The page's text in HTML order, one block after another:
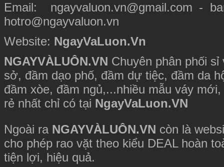
Email: ngayvaluon.vn@gmail.com -
hotro@ngayvaluon.vn
Website: NgayVaLuon.Vn
NGAYVÀLUÔN.VN Chuyên phân phối
sở, đầm dạo phố, đầm dự tiệc, đầm da
đầm xòe, đầm ngủ,...nhiều mẫu váy
rẻ nhất chỉ có tại NgayVaLuon.VN
Ngoài ra NGAYVÀLUÔN.VN còn là
cho phép rao vặt theo kiểu DEAL hoàn
tiện lợi, hiệu quả.